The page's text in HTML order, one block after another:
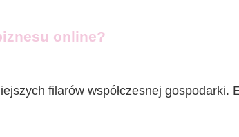
online?
filarów współczesnej